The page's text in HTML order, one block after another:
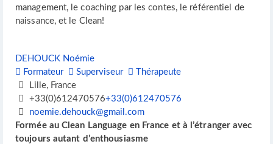
management, le coaching par les contes, le référentiel de
naissance, et le Clean!
DEHOUCK Noémie
Formateur
Superviseur
Thérapeute
Lille, France
+33(0)612470576+33(0)612470576
noemie.dehouck@gmail.com
Formée au Clean Language en France et à l’étranger avec
toujours autant d’enthousiasme